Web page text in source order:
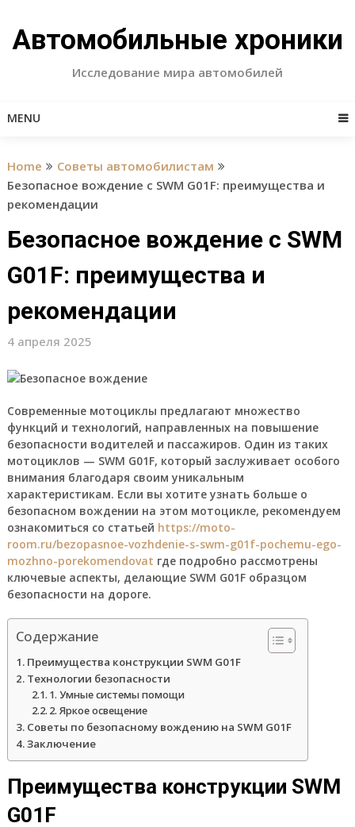
content
Автомобильные хроники
Исследование мира автомобилей
MENU
Home
Советы автомобилистам
Безопасное вождение с SWM G01F: преимущества и
рекомендации
Безопасное вождение с SWM
G01F: преимущества и
рекомендации
4 апреля 2025
Современные мотоциклы предлагают множество
функций и технологий, направленных на повышение
безопасности водителей и пассажиров. Один из таких
мотоциклов — SWM G01F, который заслуживает особого
внимания благодаря своим уникальным
характеристикам. Если вы хотите узнать больше о
безопасном вождении на этом мотоцикле, рекомендуем
ознакомиться со статьей https://moto-
room.ru/bezopasnoe-vozhdenie-s-swm-g01f-pochemu-ego-
mozhno-porekomendovat где подробно рассмотрены
ключевые аспекты, делающие SWM G01F образцом
безопасности на дороге.
Содержание
Преимущества конструкции SWM G01F
Технологии безопасности
1. Умные системы помощи
2. Яркое освещение
Советы по безопасному вождению на SWM G01F
Заключение
Преимущества конструкции SWM
G01F